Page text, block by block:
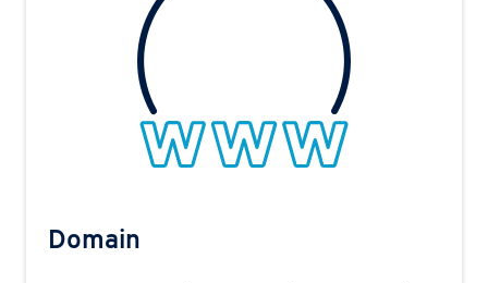
Domain